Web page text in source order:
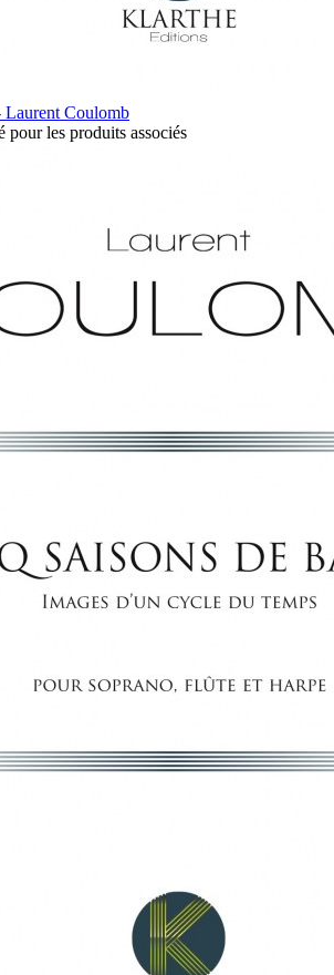
Laurent Coulomb
pour les produits associés